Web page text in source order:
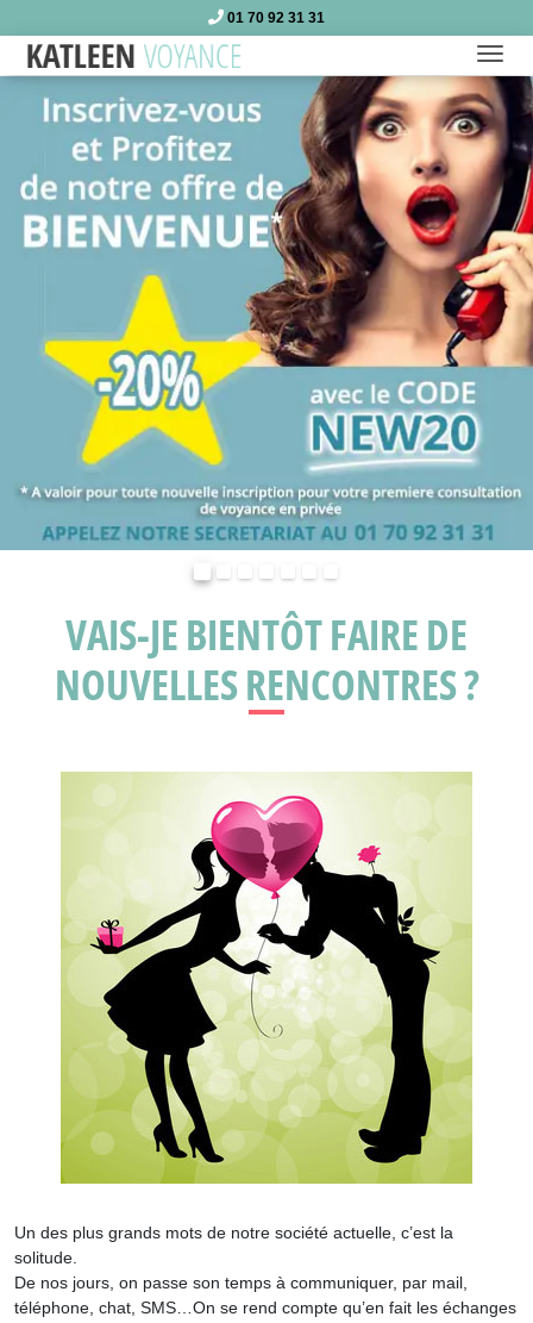
01 70 92 31 31
VAIS-JE BIENTÔT FAIRE DE
NOUVELLES RENCONTRES ?
Un des plus grands mots de notre société actuelle, c’est la
solitude.
De nos jours, on passe son temps à communiquer, par mail,
téléphone, chat, SMS…On se rend compte qu’en fait les échanges